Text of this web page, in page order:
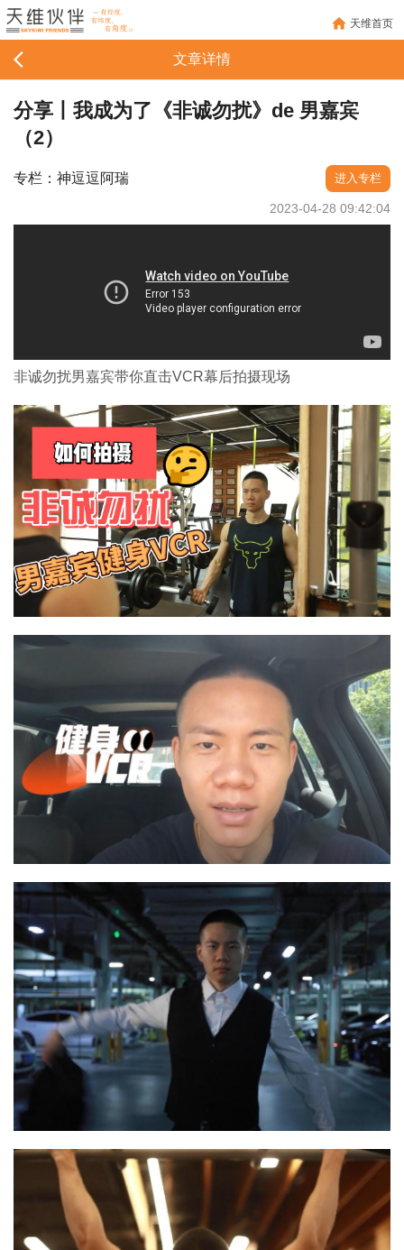
天维首页
文章详情
分享丨我成为了《非诚勿扰》de 男嘉宾
（2）
专栏：神逗逗阿瑞 进入专栏
2023-04-28 09:42:04
非诚勿扰男嘉宾带你直击VCR幕后拍摄现场